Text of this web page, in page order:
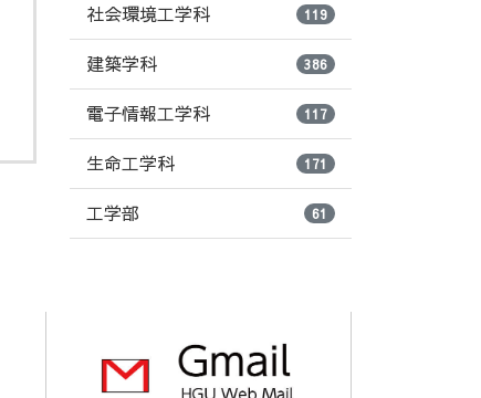
社会環境工学科 119
建築学科 386
電子情報工学科 117
生命工学科 171
工学部 61